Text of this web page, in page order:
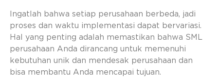
Ingatlah bahwa setiap perusahaan berbeda, jadi
proses dan waktu implementasi dapat bervariasi.
Hal yang penting adalah memastikan bahwa SML
perusahaan Anda dirancang untuk memenuhi
kebutuhan unik dan mendesak perusahaan dan
bisa membantu Anda mencapai tujuan.